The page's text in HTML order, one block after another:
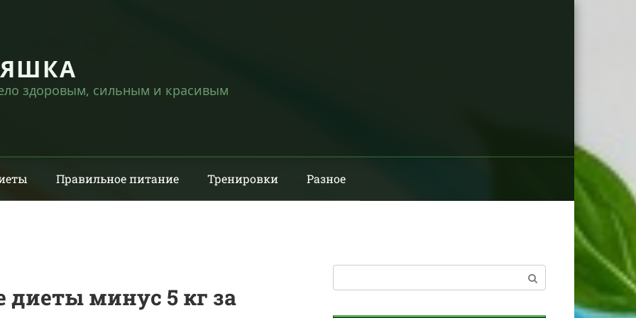
здоровым, сильным и красивым
Правильное питание Тренировки Разное
минус 5 кг за